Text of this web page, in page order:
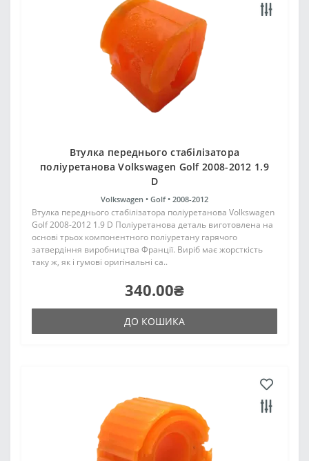
Втулка переднього стабілізатора
поліуретанова Volkswagen Golf 2008-2012 1.9
D
Volkswagen • Golf • 2008-2012
Втулка переднього стабілізатора поліуретанова Volkswagen
Golf 2008-2012 1.9 D Поліуретанова деталь виготовлена на
основі трьох компонентного поліуретану гарячого
затвердіння виробництва Франції. Виріб має жорсткість
таку ж, як і гумові оригінальні са..
340.00₴
ДО КОШИКА